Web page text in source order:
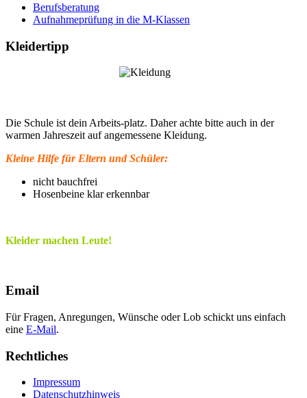
Berufsberatung
Aufnahmeprüfung in die M-Klassen
Kleidertipp
Die Schule ist dein Arbeits-platz. Daher achte bitte auch in der
warmen Jahreszeit auf angemessene Kleidung.
Kleine Hilfe für Eltern und Schüler:
nicht bauchfrei
Hosenbeine klar erkennbar
Kleider machen Leute!
Email
Für Fragen, Anregungen, Wünsche oder Lob schickt uns einfach
eine E-Mail.
Rechtliches
Impressum
Datenschutzhinweis